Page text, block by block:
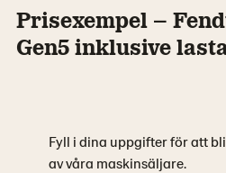
Prisexempel –
Gen5 inklusive
Fyll i dina uppgifter för att
av våra maskinsäljare.